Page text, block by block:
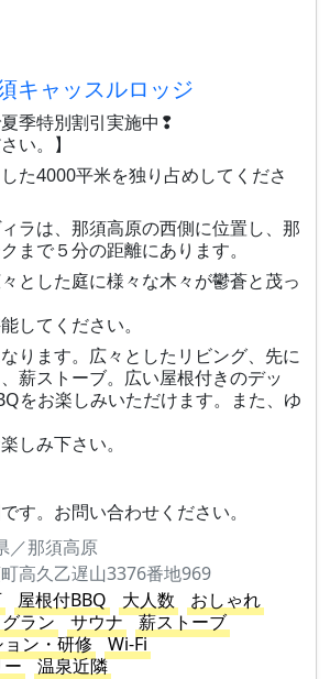
キャッスルロッジ
夏季特別割引実施中❢
い。】
た4000平米を独り占めしてくださ
ラは、那須高原の西側に位置し、那
まで５分の距離にあります。
とした庭に様々な木々が鬱蒼と茂っ
してください。
ります。広々としたリビング、先に
薪ストーブ。広い屋根付きのデッ
をお楽しみいただけます。また、ゆ
しみ下さい。
す。お問い合わせください。
／那須高原
高久乙遅山3376番地969
屋根付BBQ 大人数
おしゃれ
ラン サウナ
薪ストーブ
ン・研修
Wi-Fi
ー
温泉近隣